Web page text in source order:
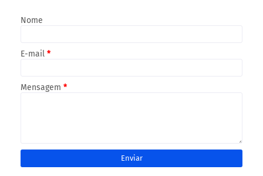
Nome
E-mail *
Mensagem *